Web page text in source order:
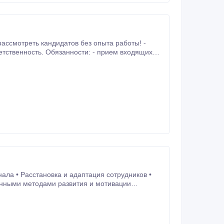
кандидатов без опыта работы! -
прием входящих
• Расстановка и адаптация сотрудников •